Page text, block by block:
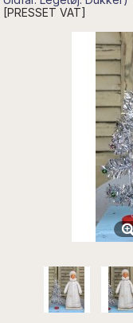
[PRESSET VAT]